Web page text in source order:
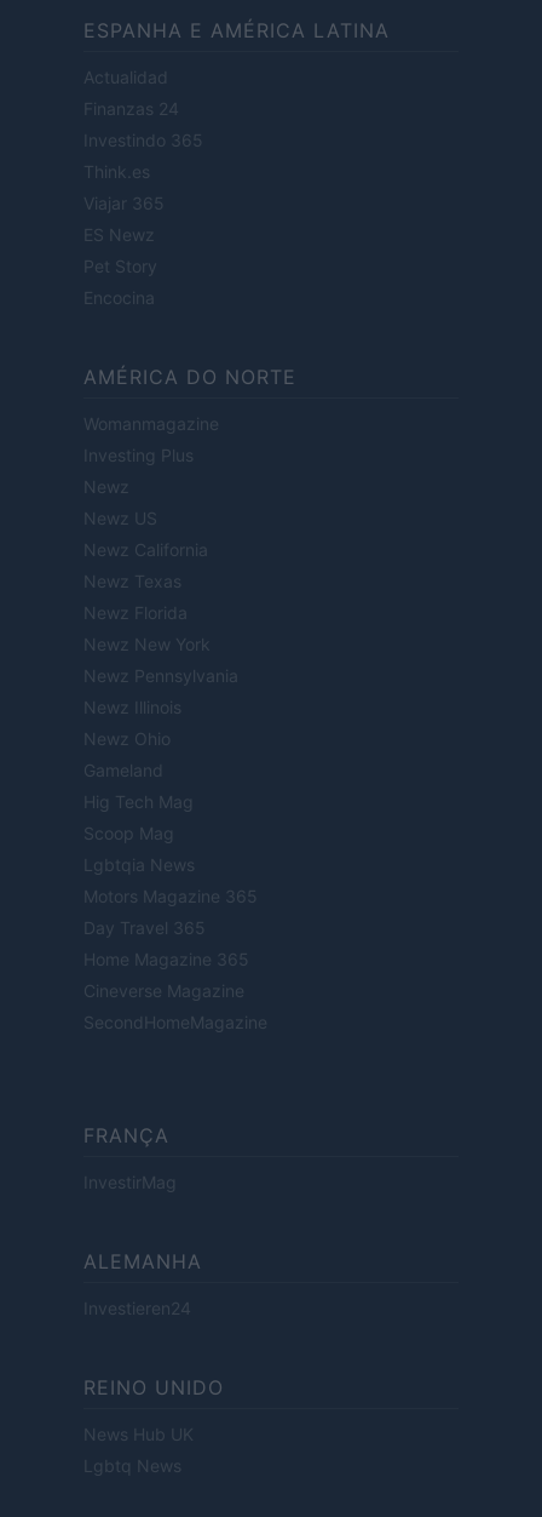
ESPANHA E AMÉRICA LATINA
Actualidad
Finanzas 24
Investindo 365
Think.es
Viajar 365
ES Newz
Pet Story
Encocina
AMÉRICA DO NORTE
Womanmagazine
Investing Plus
Newz
Newz US
Newz California
Newz Texas
Newz Florida
Newz New York
Newz Pennsylvania
Newz Illinois
Newz Ohio
Gameland
Hig Tech Mag
Scoop Mag
Lgbtqia News
Motors Magazine 365
Day Travel 365
Home Magazine 365
Cineverse Magazine
SecondHomeMagazine
FRANÇA
InvestirMag
ALEMANHA
Investieren24
REINO UNIDO
News Hub UK
Lgbtq News